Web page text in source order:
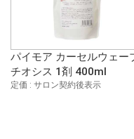
パイモア カーセルウェー
チオシス 1剤 400ml
定価 : サロン契約後表示